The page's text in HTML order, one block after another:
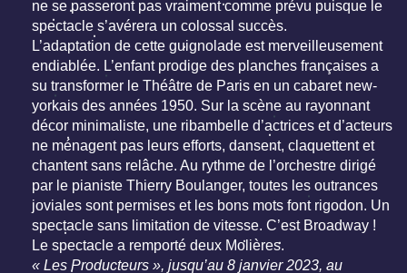
ne se passeront pas vraiment comme prévu puisque le
spectacle s’avérera un colossal succès.
L’adaptation de cette guignolade est merveilleusement
endiablée. L’enfant prodige des planches françaises a
su transformer le Théâtre de Paris en un cabaret new-
yorkais des années 1950. Sur la scène au rayonnant
décor minimaliste, une ribambelle d’actrices et d’acteurs
ne ménagent pas leurs efforts, dansent, claquettent et
chantent sans relâche. Au rythme de l’orchestre dirigé
par le pianiste Thierry Boulanger, toutes les outrances
joviales sont permises et les bons mots font rigodon. Un
spectacle sans limitation de vitesse. C’est Broadway !
Le spectacle a remporté deux Molières.
« Les Producteurs », jusqu’au 8 janvier 2023, au